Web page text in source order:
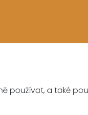
používat, a také